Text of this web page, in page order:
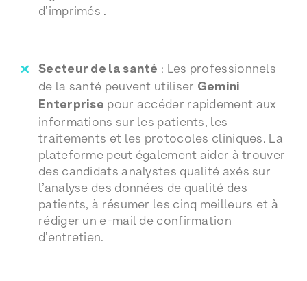
d’imprimés .
Secteur de la santé : Les professionnels
de la santé peuvent utiliser Gemini
Enterprise pour accéder rapidement aux
informations sur les patients, les
traitements et les protocoles cliniques. La
plateforme peut également aider à trouver
des candidats analystes qualité axés sur
l’analyse des données de qualité des
patients, à résumer les cinq meilleurs et à
rédiger un e-mail de confirmation
d’entretien.